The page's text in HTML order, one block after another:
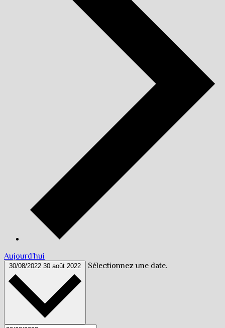
Aujourd’hui
30/08/2022 30 août 2022 Sélectionnez une date.